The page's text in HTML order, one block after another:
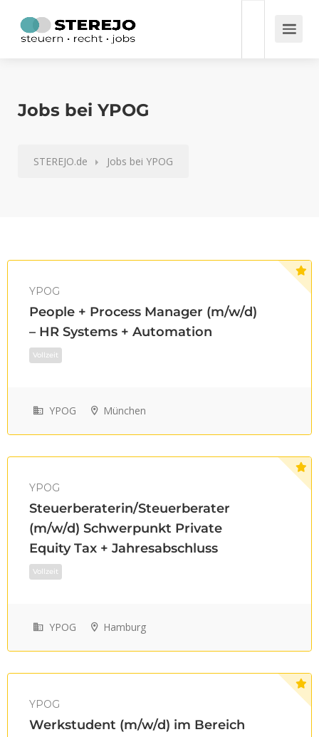
Jobs bei YPOG
STEREJO.de Jobs bei YPOG
YPOG
People + Process Manager (m/w/d)
– HR Systems + Automation
Vollzeit
YPOG München
YPOG
Steuerberaterin/Steuerberater
(m/w/d) Schwerpunkt Private
Equity Tax + Jahresabschluss
Vollzeit
YPOG Hamburg
YPOG
Werkstudent (m/w/d) im Bereich